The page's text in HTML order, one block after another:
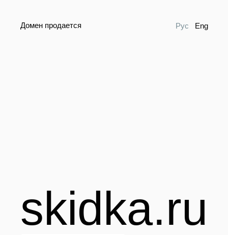
Домен продается Рус Eng
skidka.ru